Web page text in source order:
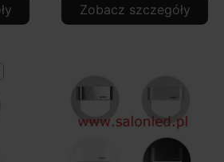
Zobacz szczegóły